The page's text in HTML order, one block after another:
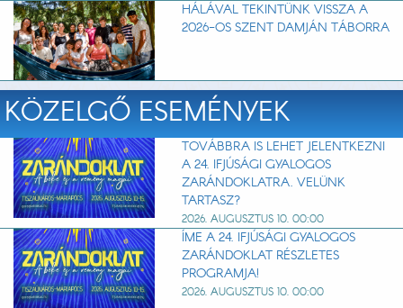
HÁLÁVAL TEKINTÜNK VISSZA A
2026-OS SZENT DAMJÁN TÁBORRA
KÖZELGŐ ESEMÉNYEK
TOVÁBBRA IS LEHET JELENTKEZNI
A 24. IFJÚSÁGI GYALOGOS
ZARÁNDOKLATRA. VELÜNK
TARTASZ?
2026. AUGUSZTUS 10. 00:00
ÍME A 24. IFJÚSÁGI GYALOGOS
ZARÁNDOKLAT RÉSZLETES
PROGRAMJA!
2026. AUGUSZTUS 10. 00:00